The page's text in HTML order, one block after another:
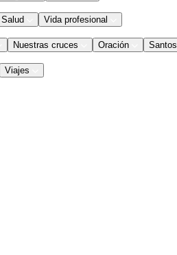
Salud Vida profesional
Nuestras cruces Oración Santos
Viajes